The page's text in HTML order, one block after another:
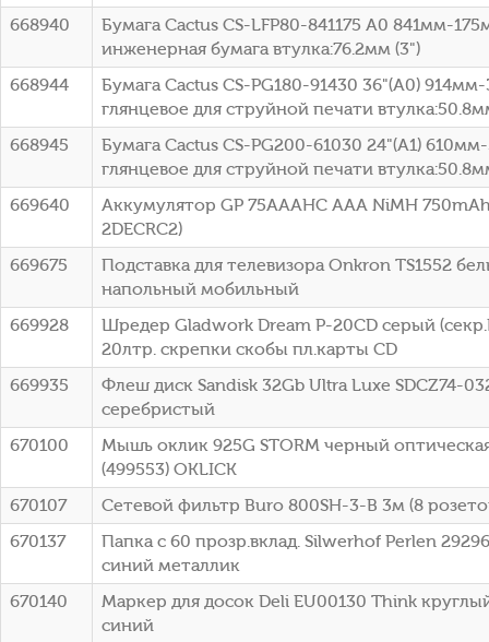
668940
Бумага Cactus CS-LFP80-841175 A0 841мм-
инженерная бумага втулка:76.2мм (3")
668944
Бумага Cactus CS-PG180-91430 36"(A0)
глянцевое для струйной печати
668945
Бумага Cactus CS-PG200-61030 24"(A1)
глянцевое для струйной печати
669640
Аккумулятор GP 75AAAHC AAA NiMH
2DECRC2)
669675
Подставка для телевизора Onkron TS1552
напольный мобильный
669928
Шредер Gladwork Dream P-20CD серый
20лтр. скрепки скобы пл.карты CD
669935
Флеш диск Sandisk 32Gb Ultra Luxe SDCZ74-
серебристый
670100
Мышь оклик 925G STORM черный
(499553) OKLICK
670107
Сетевой фильтр Buro 800SH-3-B 3м (8
670137
Папка с 60 прозр.вклад. Silwerhof Perlen
синий металлик
670140
Маркер для досок Deli EU00130 Think
синий